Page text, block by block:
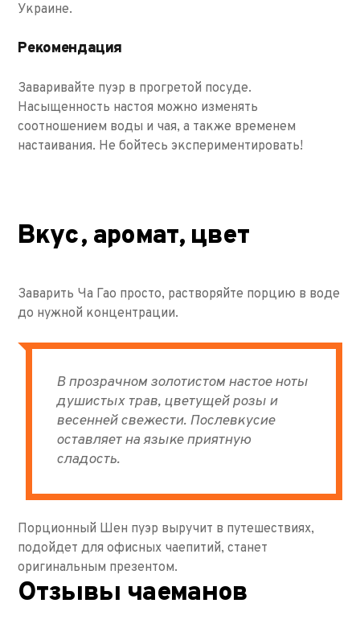
Украине.
Рекомендация
Заваривайте пуэр в прогретой посуде.
Насыщенность настоя можно изменять
соотношением воды и чая, а также временем
настаивания. Не бойтесь экспериментировать!
Вкус, аромат, цвет
Заварить Ча Гао просто, растворяйте порцию в воде
до нужной концентрации.
В прозрачном золотистом настое ноты
душистых трав, цветущей розы и
весенней свежести. Послевкусие
оставляет на языке приятную
сладость.
Порционный Шен пуэр выручит в путешествиях,
подойдет для офисных чаепитий, станет
оригинальным презентом.
Отзывы чаеманов